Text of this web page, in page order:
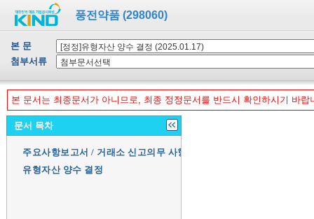
풍전약품 (298060)
본 문
첨부서류
본 문서는 최종문서가 아니므로, 최종 정정문서를 반드시 확인하시기 바랍
문서 목차